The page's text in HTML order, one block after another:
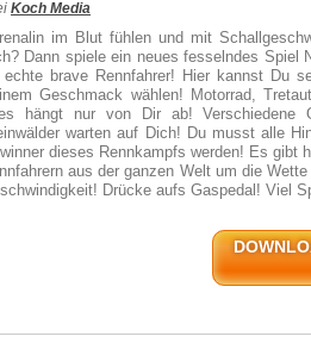
Koch Media
im Blut fühlen und mit
Dann spiele ein neues fesselndes Spiel
echte brave Rennfahrer! Hier kannst Du
Geschmack wählen! Motorrad,
hängt nur von Dir ab! Verschiedene
warten auf Dich! Du musst alle
dieses Rennkampfs werden! Es gibt
aus der ganzen Welt um die
Drücke aufs Gaspedal! Viel